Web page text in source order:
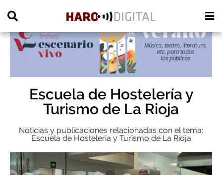
Escuela de Hostelería y
Turismo de La Rioja
Noticias y publicaciones relacionadas con el tema:
Escuela de Hostelería y Turismo de La Rioja